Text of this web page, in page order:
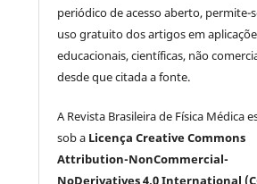
periódico de acesso aberto, permite-
uso gratuito dos artigos em
educacionais, científicas, não
desde que citada a fonte.
A Revista Brasileira de Física Médica
sob a Licença Creative Commons
Attribution-NonCommercial-
NoDerivatives 4.0 International